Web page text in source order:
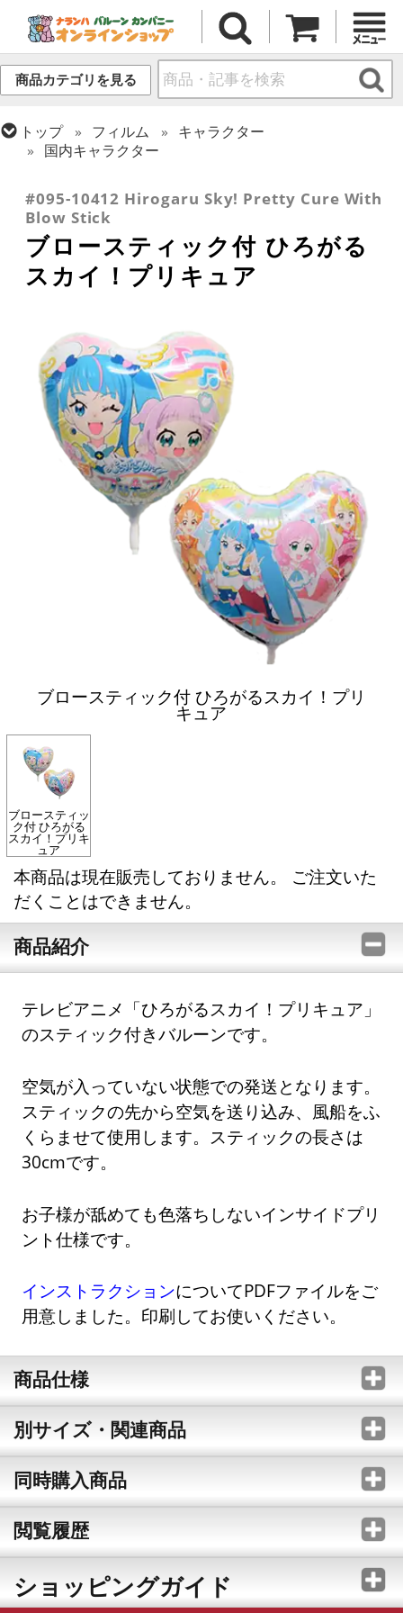
商品カテゴリを見る
トップ フィルム
キャラクター
国内キャラクター
ひなまつり・こどもの日
#095-10412 Hirogaru Sky! Pretty Cure With
Blow Stick
ブロースティック付 ひろがる
スカイ！プリキュア
ブロースティック付 ひろがるスカイ！プリ
キュア
ブロースティッ
ク付 ひろがる
スカイ！プリキ
ュア
本商品は現在販売しておりません。 ご注文いた
だくことはできません。
商品紹介
テレビアニメ「ひろがるスカイ！プリキュア」
のスティック付きバルーンです。
空気が入っていない状態での発送となります。
スティックの先から空気を送り込み、風船をふ
くらませて使用します。スティックの長さは
30cmです。
お子様が舐めても色落ちしないインサイドプリ
ント仕様です。
インストラクションについてPDFファイルをご
用意しました。印刷してお使いください。
商品仕様
別サイズ・関連商品
同時購入商品
閲覧履歴
ショッピングガイド